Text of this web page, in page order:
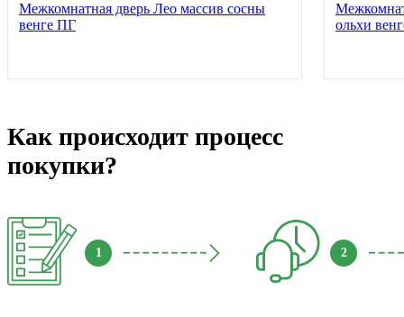
Межкомнатная дверь Лео массив сосны
венге ПГ
ольхи
Как происходит процесс
покупки?
1 2